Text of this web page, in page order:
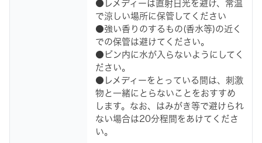
●レメディーは直射日光を避け、常温
で涼しい場所に保管してください
●強い香りのするもの(香水等)の近く
での保管は避けてください。
●ビン内に水が入らないようにしてく
ださい。
●レメディーをとっている間は、刺激
物と一緒にとらないことをおすすめ
します。なお、はみがき等で避けられ
ない場合は20分程間をあけてくださ
い。